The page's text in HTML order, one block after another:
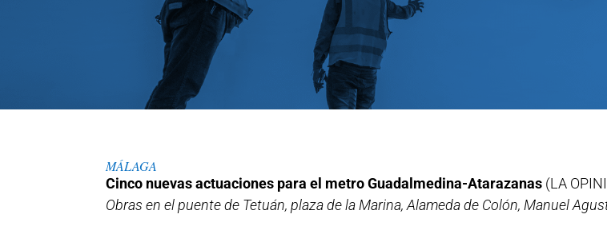
MÁLAGA
Cinco nuevas actuaciones para el metro Guadalmedina-Atarazanas (LA
Obras en el puente de Tetuán, plaza de la Marina, Alameda de Colón, Manuel